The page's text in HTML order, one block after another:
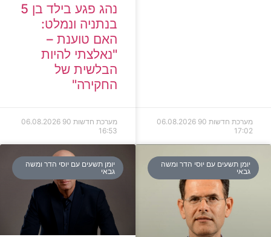
מערכת חדשות 90
06.08.2026
17:02
נהג פגע בילד בן 5
בנתניה ונמלט:
האם טוענת –
"נאלצתי להיות
הבלשית של
החקירה"
מערכת חדשות 90
06.08.2026
16:53
יומן תשעים עם יוסי הדר ומשה
גבאי
יומן תשעים עם יוסי הדר ומשה
גבאי